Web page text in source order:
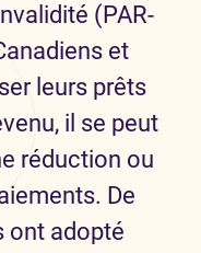
(PAR-
et
leurs prêts
il se peut
réduction ou
De
ont adopté